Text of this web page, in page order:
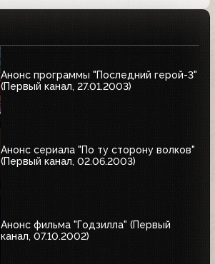
Анонс программы "Последний герой-3"
(Первый канал, 27.01.2003)
Анонс сериала "По ту сторону волков"
(Первый канал, 02.06.2003)
Анонс фильма "Годзилла" (Первый
канал, 07.10.2002)